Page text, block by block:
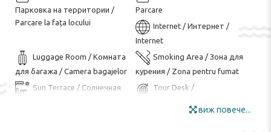
Парковка на территории /
Parcare la fața locului
Parcare
Internet / Интернет /
Internet
Luggage Room / Комната
для багажа / Camera bagajelor
Smoking Area / Зона для
курения / Zona pentru fumat
Sun Terrace / Солнечная
Tour Desk /
виж повече...